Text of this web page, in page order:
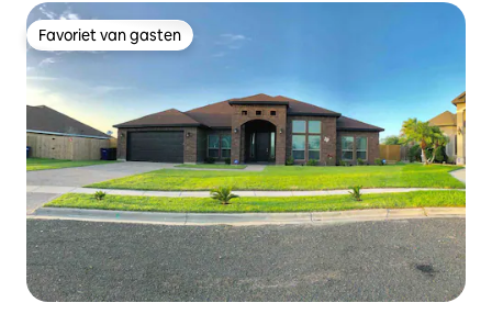
Favoriet van gasten
Favoriet van gasten